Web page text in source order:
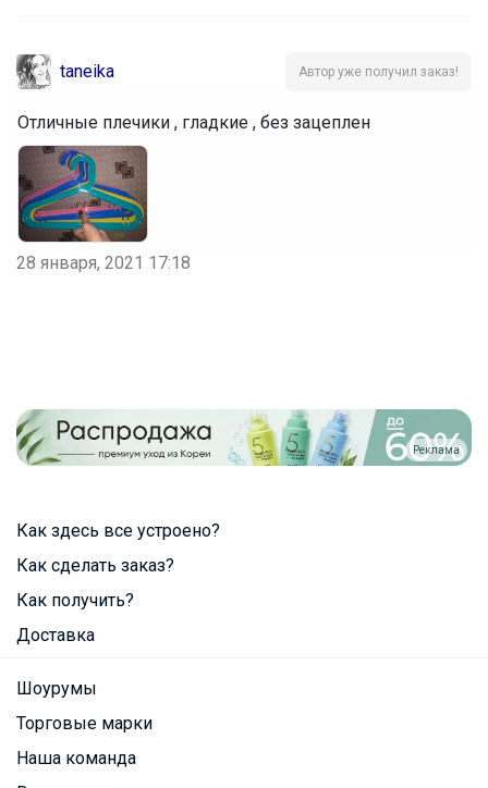
taneika Автор уже получил заказ!
Отличные плечики , гладкие , без зацеплен
28 января, 2021 17:18
Реклама
Как здесь все устроено?
Как сделать заказ?
Как получить?
Доставка
Шоурумы
Торговые марки
Наша команда